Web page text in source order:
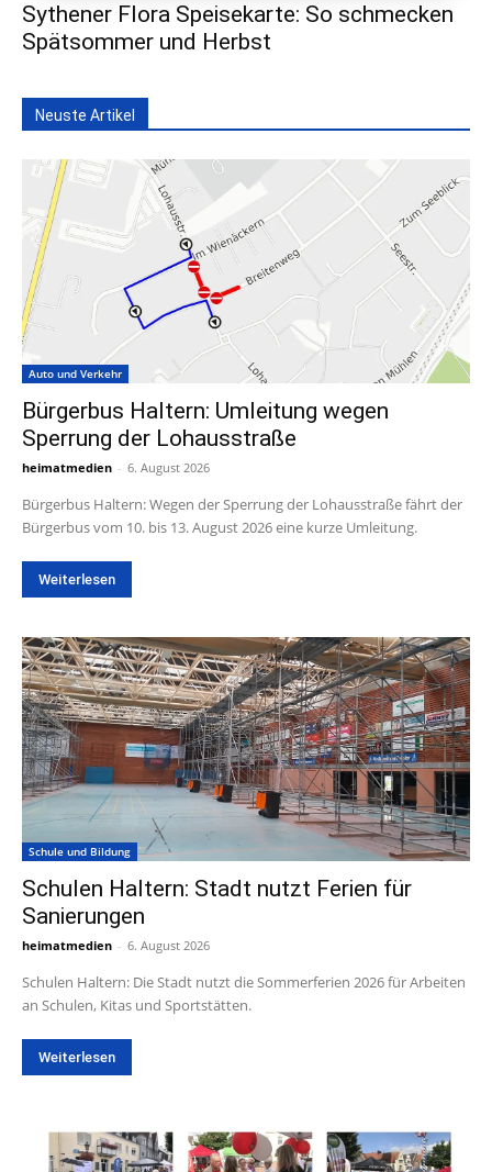
Sythener Flora Speisekarte: So schmecken
Spätsommer und Herbst
Neuste Artikel
Auto und Verkehr
Bürgerbus Haltern: Umleitung wegen
Sperrung der Lohausstraße
heimatmedien - 6. August 2026
Bürgerbus Haltern: Wegen der Sperrung der Lohausstraße fährt der
Bürgerbus vom 10. bis 13. August 2026 eine kurze Umleitung.
Weiterlesen
Schule und Bildung
Schulen Haltern: Stadt nutzt Ferien für
Sanierungen
heimatmedien - 6. August 2026
Schulen Haltern: Die Stadt nutzt die Sommerferien 2026 für Arbeiten
an Schulen, Kitas und Sportstätten.
Weiterlesen